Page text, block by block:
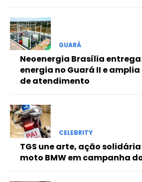
Praesent euismod ac
Ut mollis pellentesque tortor
Nullam eu erat condimentum
Donec quis est ac felis
Orci varius natoque dolor
Pro
Full member access:
Etiam est nibh, lobortis sit
GUARÁ
Neoenergia Brasília
energia no Guará II e
de atendimento
CELEBRITY
TGS une arte, ação
moto BMW em campanha